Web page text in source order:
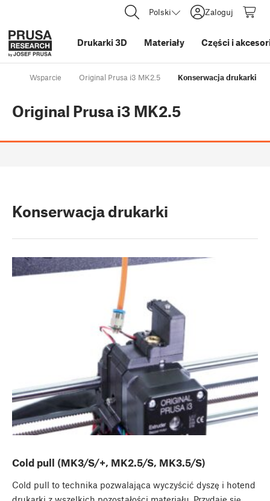
Polski Zaloguj
Drukarki 3D Materiały Części i
Wsparcie Original Prusa i3 MK2.5 Konserwacja drukarki
Original Prusa i3 MK2.5
Konserwacja drukarki
Cold pull (MK3/S/+, MK2.5/S, MK3.5/S)
Cold pull to technika pozwalająca wyczyścić dyszę i hotend